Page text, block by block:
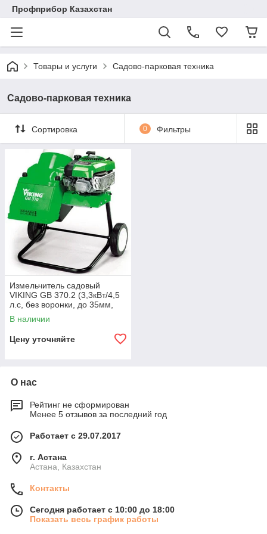
Профприбор Казахстан
Товары и услуги Садово-парковая техника
Садово-парковая техника
Сортировка 0 Фильтры
Измельчитель садовый
VIKING GB 370.2 (3,3кВт/4,5
л.с, без воронки, до 35мм,
43кг) 60010111105
В наличии
Цену уточняйте
О нас
Рейтинг не сформирован
Менее 5 отзывов за последний год
Работает с 29.07.2017
г. Астана
Астана, Казахстан
Контакты
Сегодня работает с 10:00 до 18:00
Показать весь график работы